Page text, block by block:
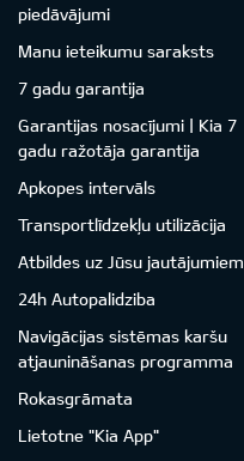
piedāvājumi
Manu ieteikumu saraksts
7 gadu garantija
Garantijas nosacījumi | Kia 7
gadu ražotāja garantija
Apkopes intervāls
Transportlīdzekļu utilizācija
Atbildes uz Jūsu jautājumiem
24h Autopalidziba
Navigācijas sistēmas karšu
atjaunināšanas programma
Rokasgrāmata
Lietotne "Kia App"